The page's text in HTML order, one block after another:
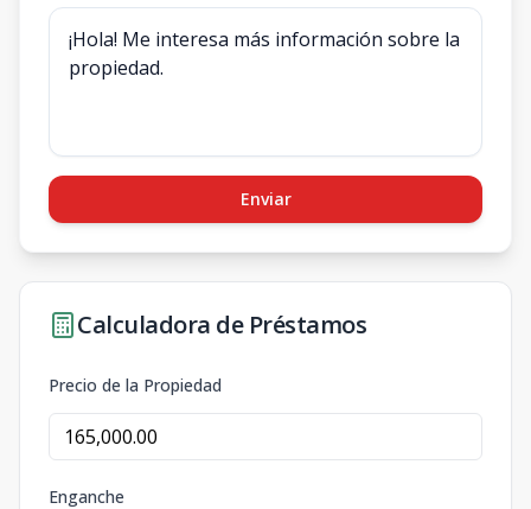
Enviar
Calculadora de Préstamos
Precio de la Propiedad
Enganche